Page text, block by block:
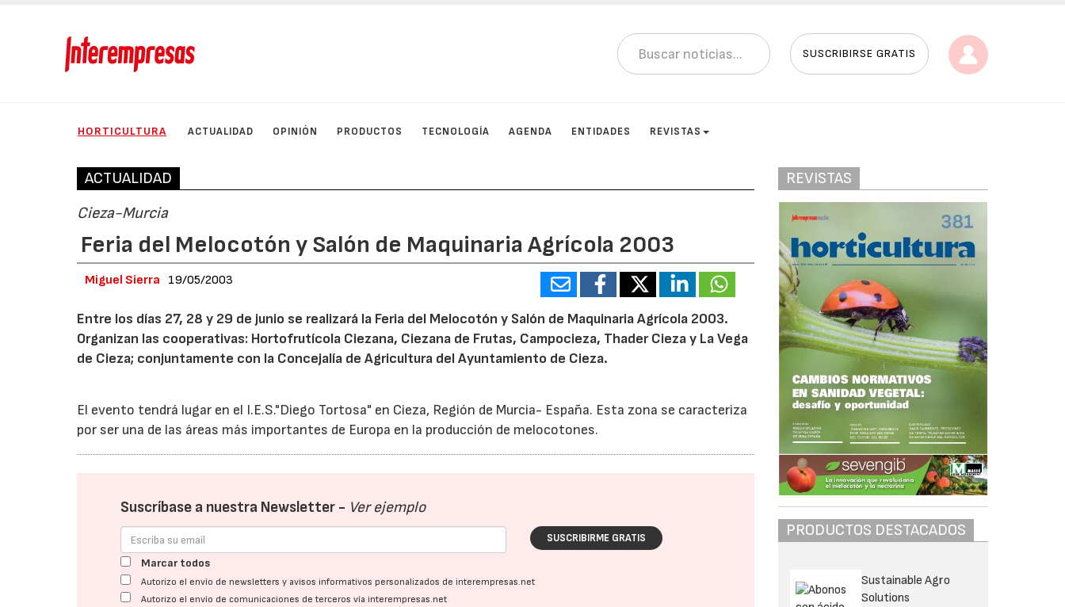
SUSCRIBIRSE GRATIS
HORTICULTURA ACTUALIDAD OPINIÓN PRODUCTOS TECNOLOGÍA AGENDA ENTIDADES REVISTAS
ACTUALIDAD
Cieza-Murcia
Feria del Melocotón y Salón de Maquinaria Agrícola 2003
Miguel Sierra 19/05/2003
Entre los días 27, 28 y 29 de junio se realizará la Feria del Melocotón y Salón de Maquinaria Agrícola 2003.
Organizan las cooperativas: Hortofrutícola Ciezana, Ciezana de Frutas, Campocieza, Thader Cieza y La Vega
de Cieza; conjuntamente con la Concejalía de Agricultura del Ayuntamiento de Cieza.
El evento tendrá lugar en el I.E.S."Diego Tortosa" en Cieza, Región de Murcia- España. Esta zona se caracteriza
por ser una de las áreas más importantes de Europa en la producción de melocotones.
Suscríbase a nuestra Newsletter - Ver ejemplo
SUSCRIBIRME GRATIS
Marcar todos
Autorizo el envío de newsletters y avisos informativos personalizados de interempresas.net
Autorizo el envío de comunicaciones de terceros vía interempresas.net
REVISTAS
PRODUCTOS DESTACADOS
Sustainable Agro
Solutions